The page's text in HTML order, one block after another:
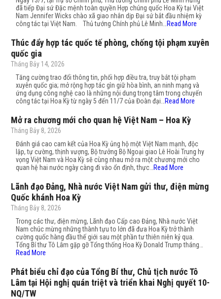
đã tiếp Đại sứ Đặc mệnh toàn quyền Hợp chúng quốc Hoa Kỳ tại Việt
Nam Jennifer Wicks chào xã giao nhân dịp Đại sứ bắt đầu nhiệm kỳ
công tác tại Việt Nam. Thủ tướng Chính phủ Lê Minh… Read More
Thúc đẩy hợp tác quốc tế phòng, chống tội phạm xuyên
quốc gia
Tháng Bảy 14, 2026
Tăng cường trao đổi thông tin, phối hợp điều tra, truy bắt tội phạm
xuyên quốc gia; mở rộng hợp tác gìn giữ hòa bình, an ninh mạng và
ứng dụng công nghệ cao là những nội dung trọng tâm trong chuyến
công tác tại Hoa Kỳ từ ngày 5 đến 11/7 của Đoàn đại… Read More
Mở ra chương mới cho quan hệ Việt Nam – Hoa Kỳ
Tháng Bảy 8, 2026
Đánh giá cao cam kết của Hoa Kỳ ủng hộ một Việt Nam mạnh, độc
lập, tự cường, thịnh vượng, Bộ trưởng Bộ Ngoại giao Lê Hoài Trung hy
vọng Việt Nam và Hoa Kỳ sẽ cùng nhau mở ra một chương mới cho
quan hệ hai nước ngày càng đi vào ổn định, thực… Read More
Lãnh đạo Đảng, Nhà nước Việt Nam gửi thư, điện mừng
Quốc khánh Hoa Kỳ
Tháng Bảy 8, 2026
Trong các thư, điện mừng, Lãnh đạo Cấp cao Đảng, Nhà nước Việt
Nam chúc mừng những thành tựu to lớn đã đưa Hoa Kỳ trở thành
cường quốc hàng đầu thế giới sau một phần tư thiên niên kỷ qua.
Tổng Bí thư Tô Lâm gặp gỡ Tổng thống Hoa Kỳ Donald Trump tháng…
Read More
Phát biểu chỉ đạo của Tổng Bí thư, Chủ tịch nước Tô
Lâm tại Hội nghị quán triệt và triển khai Nghị quyết 10-
NQ/TW